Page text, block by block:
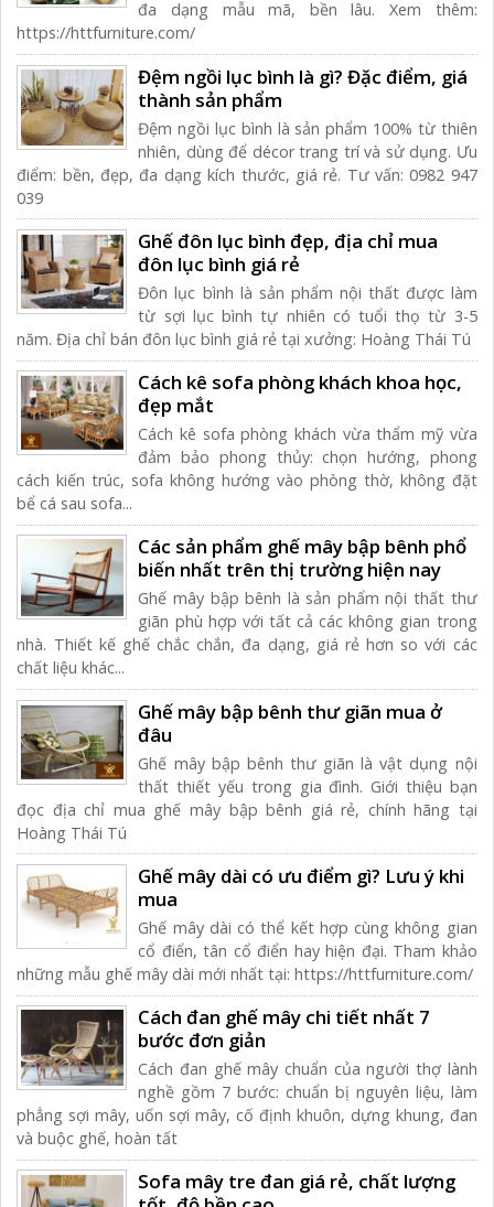
đa dạng mẫu mã, bền lâu. Xem thêm:
https://httfurniture.com/
Đệm ngồi lục bình là gì? Đặc điểm, giá
thành sản phẩm
Đệm ngồi lục bình là sản phẩm 100% từ thiên
nhiên, dùng để décor trang trí và sử dụng. Ưu
điểm: bền, đẹp, đa dạng kích thước, giá rẻ. Tư vấn: 0982 947
039
Ghế đôn lục bình đẹp, địa chỉ mua
đôn lục bình giá rẻ
Đôn lục bình là sản phẩm nội thất được làm
từ sợi lục bình tự nhiên có tuổi thọ từ 3-5
năm. Địa chỉ bán đôn lục bình giá rẻ tại xưởng: Hoàng Thái Tú
Cách kê sofa phòng khách khoa học,
đẹp mắt
Cách kê sofa phòng khách vừa thẩm mỹ vừa
đảm bảo phong thủy: chọn hướng, phong
cách kiến trúc, sofa không hướng vào phòng thờ, không đặt
bể cá sau sofa...
Các sản phẩm ghế mây bập bênh phổ
biến nhất trên thị trường hiện nay
Ghế mây bập bênh là sản phẩm nội thất thư
giãn phù hợp với tất cả các không gian trong
nhà. Thiết kế ghế chắc chắn, đa dạng, giá rẻ hơn so với các
chất liệu khác...
Ghế mây bập bênh thư giãn mua ở
đâu
Ghế mây bập bênh thư giãn là vật dụng nội
thất thiết yếu trong gia đình. Giới thiệu bạn
đọc địa chỉ mua ghế mây bập bênh giá rẻ, chính hãng tại
Hoàng Thái Tú
Ghế mây dài có ưu điểm gì? Lưu ý khi
mua
Ghế mây dài có thể kết hợp cùng không gian
cổ điển, tân cổ điển hay hiện đại. Tham khảo
những mẫu ghế mây dài mới nhất tại: https://httfurniture.com/
Cách đan ghế mây chi tiết nhất 7
bước đơn giản
Cách đan ghế mây chuẩn của người thợ lành
nghề gồm 7 bước: chuẩn bị nguyên liệu, làm
phẳng sợi mây, uốn sợi mây, cố định khuôn, dựng khung, đan
và buộc ghế, hoàn tất
Sofa mây tre đan giá rẻ, chất lượng